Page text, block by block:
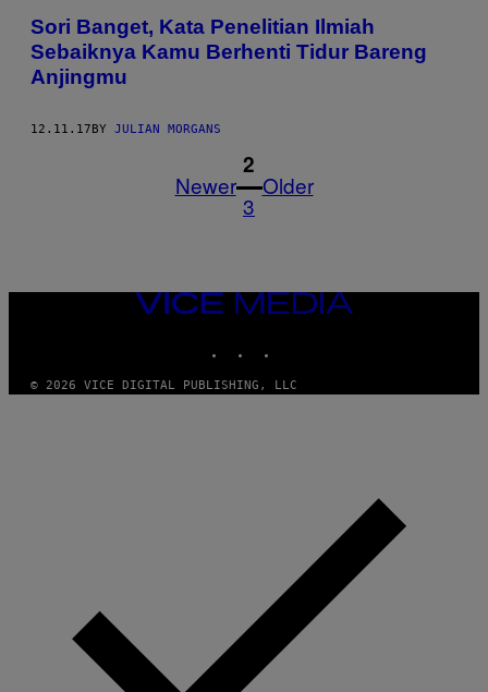
Sori Banget, Kata Penelitian Ilmiah
Sebaiknya Kamu Berhenti Tidur Bareng
Anjingmu
12.11.17 BY JULIAN MORGANS
Newer
1
2
3
Older
VICE
© 2026 VICE DIGITAL PUBLISHING, LLC